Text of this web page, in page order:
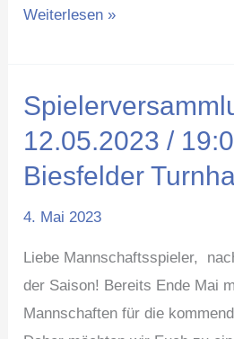
Weiterlesen »
12.05.2023 /
Biesfelder
4. Mai 2023
Liebe Mannschaftsspieler,
der Saison! Bereits Ende Mai
Mannschaften für die
Spielerversammlung
am
/
19:00h
Biesfelder
Turnhalle